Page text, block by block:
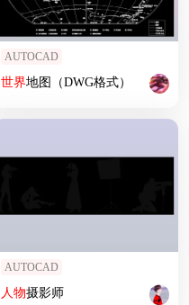
AUTOCAD
世界地图（DWG格式）
AUTOCAD
人物摄影师